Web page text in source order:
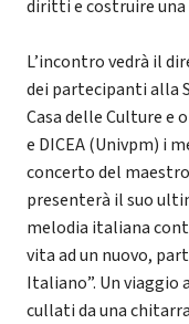
diritti e costruire una
L’incontro vedrà il
dei partecipanti alla
Casa delle Culture e
e DICEA (Univpm) i
concerto del
presenterà il suo
melodia italiana
vita ad un nuovo,
Italiano”. Un viaggio
cullati da una